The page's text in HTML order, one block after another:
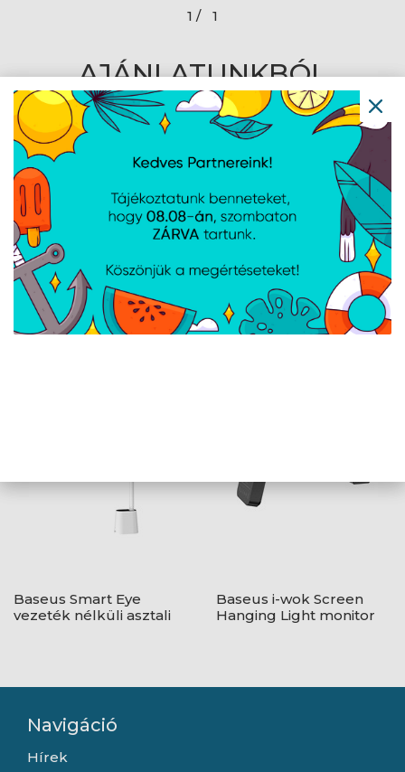
1 / 1
AJÁNLATUNKBÓL
Baseus i-wok 3 Magnetic
Baseus i-wok 2 Screen
Baseus Smart Eye
vezeték nélküli asztali
Baseus i-wok Screen
Hanging Light monitor
Navigáció
Hírek